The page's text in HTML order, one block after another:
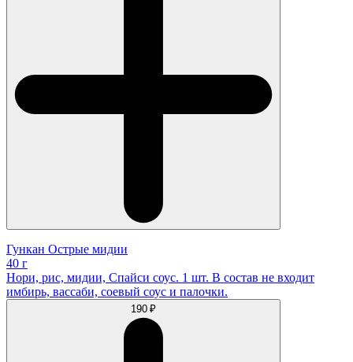
Гункан Острые мидии
40 г
Нори, рис, мидии, Спайси соус. 1 шт. В состав не входит
имбирь, вассаби, соевый соус и палочки.
190 ₽